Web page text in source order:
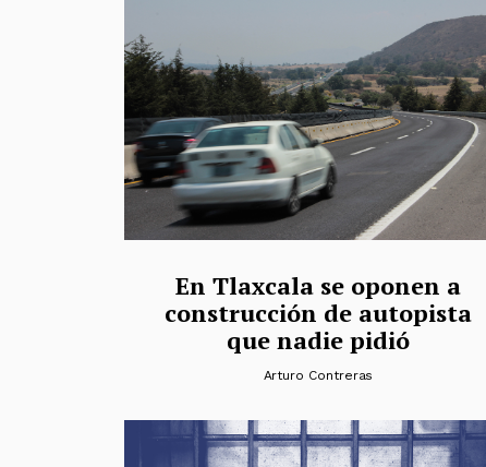
En Tlaxcala se oponen a
construcción de autopista
que nadie pidió
Arturo Contreras